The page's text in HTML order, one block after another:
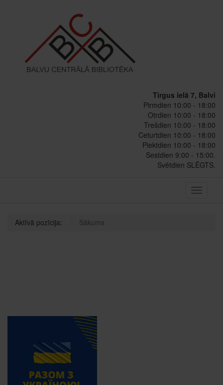
Tirgus ielā 7, Balvi
Pirmdien 10:00 - 18:00
Otrdien 10:00 - 18:00
Trešdien 10:00 - 18:00
Ceturtdien 10:00 - 18:00
Piektdien 10:00 - 18:00
Sestdien 9:00 - 15:00.
Svētdien SLĒGTS.
Toggle
Aktīvā pozīcija: Sākums